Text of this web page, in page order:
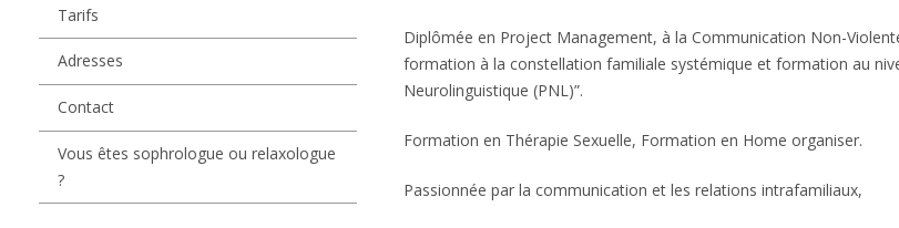
Tarifs
Adresses
Contact
Vous êtes sophrologue ou relaxologue
?
Diplômée en Project Management, à la Communication Non-
formation à la constellation familiale systémique et formation au
Neurolinguistique (PNL)”.
Formation en Thérapie Sexuelle, Formation en Home organiser.
Passionnée par la communication et les relations intrafamiliaux,